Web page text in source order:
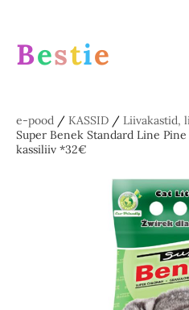
Bestie
e-pood / KASSID / Liivakastid,
Super Benek Standard Line
kassiliiv *32€